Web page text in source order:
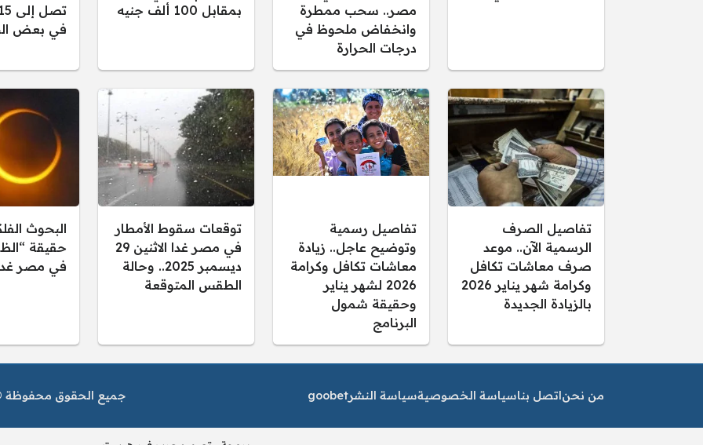
مصر.. سحب ممطرة
وانخفاض ملحوظ في
درجات الحرارة
بمقابل 100 ألف جنيه
في بعض
تفاصيل الصرف
الرسمية الآن.. موعد
صرف معاشات تكافل
وكرامة شهر يناير 2026
بالزيادة الجديدة
تفاصيل رسمية
وتوضيح عاجل.. زيادة
معاشات تكافل وكرامة
2026 لشهر يناير
وحقيقة شمول
البرنامج
توقعات سقوط الأمطار
في مصر غدا الاثنين 29
ديسمبر 2025.. وحالة
الطقس المتوقعة
البحوث
حقيقة
في مصر
من نحن اتصل بناسياسة الخصوصيةسياسة النشرgoobet جميع الحقوق محفوظة ©